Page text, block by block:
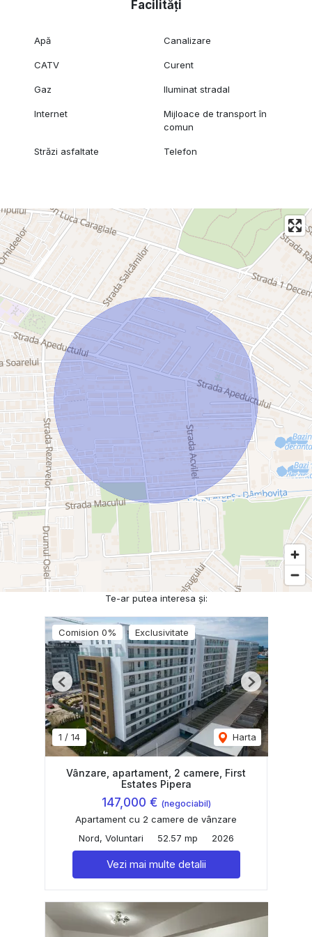
Facilități
Apă Canalizare
CATV Curent
Gaz Iluminat stradal
Internet
Mijloace de transport în
comun
Străzi asfaltate Telefon
Te-ar putea interesa și:
Comision 0% Exclusivitate
1 / 14 Harta
Previous Next
Vânzare, apartament, 2 camere, First
Estates Pipera
147,000 € (negociabil)
Apartament cu 2 camere de vânzare
Nord, Voluntari
52.57 mp 2026
Vezi mai multe detalii